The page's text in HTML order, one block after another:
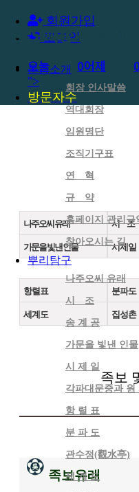
회원가입
로그인
오늘 0어제 0
">
방문자수
문중소개
회장 인사말씀
역대회장
임원명단
조직기구표
연 혁
규 약
홈페이지 관리규
찾아오시는 길
뿌리탐구
나주오씨 유래
시 조
송 계 공
가문을 빛낸 인물
시 제 일
각파대문중과 원
항 렬 표
분 파 도
관수정(觀水亭)
세 계 도
나주오씨 유래 시 조
가문을 빛낸 인물 시 제 일
항 렬 표 분 파 도
세 계 도 집 성 촌
족보
족보유래